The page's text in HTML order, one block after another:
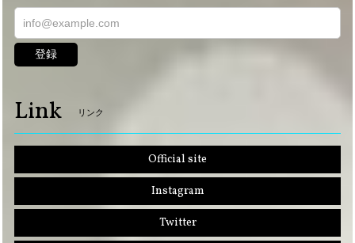
登録
Link リンク
Official site
Instagram
Twitter